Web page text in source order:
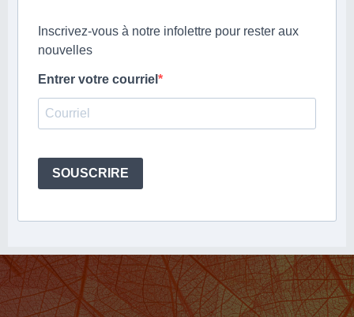
Inscrivez-vous à notre infolettre pour rester aux
nouvelles
Entrer votre courriel
SOUSCRIRE